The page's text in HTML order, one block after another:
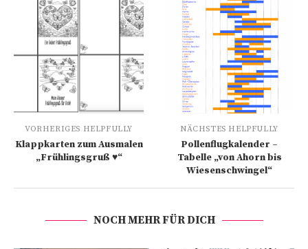
VORHERIGES HELPFULLY
Klappkarten zum Ausmalen
„Frühlingsgruß ♥“
NÄCHSTES HELPFULLY
Pollenflugkalender –
Tabelle „von Ahorn bis
Wiesenschwingel“
NOCH MEHR FÜR DICH